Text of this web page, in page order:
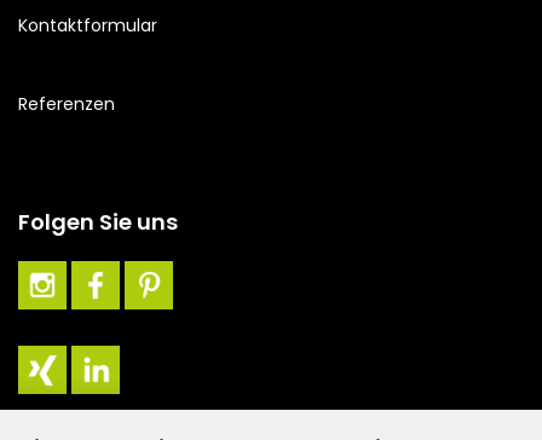
Kontaktformular
Referenzen
Folgen Sie uns